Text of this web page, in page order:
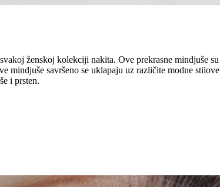
ženskoj kolekciji nakita. Ove prekrasne mindjuše
savršeno se uklapaju uz različite modne
i prsten.